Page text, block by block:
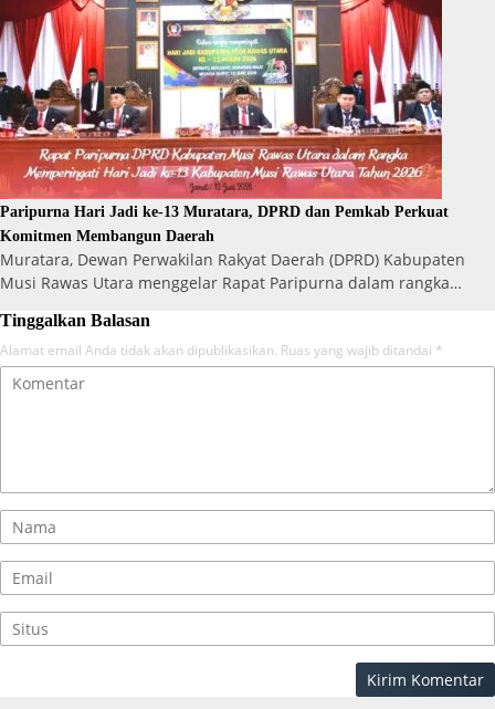
Paripurna Hari Jadi ke-13 Muratara, DPRD dan Pemkab Perkuat
Komitmen Membangun Daerah
Muratara, Dewan Perwakilan Rakyat Daerah (DPRD) Kabupaten
Musi Rawas Utara menggelar Rapat Paripurna dalam rangka…
Tinggalkan Balasan
Alamat email Anda tidak akan dipublikasikan. Ruas yang wajib ditandai *